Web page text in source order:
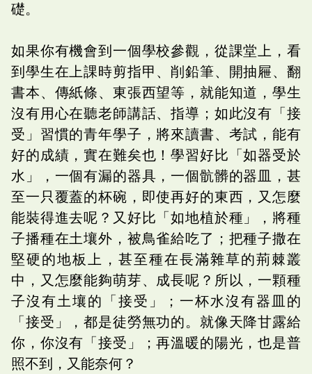
礎。
如果你有機會到一個學校參觀，從課堂上，看
到學生在上課時剪指甲、削鉛筆、開抽屜、翻
書本、傳紙條、東張西望等，就能知道，學生
沒有用心在聽老師講話、指導；如此沒有「接
受」習慣的青年學子，將來讀書、考試，能有
好的成績，實在難矣也！學習好比「如器受於
水」，一個有漏的器具，一個骯髒的器皿，甚
至一只覆蓋的杯碗，即使再好的東西，又怎麼
能裝得進去呢？又好比「如地植於種」，將種
子播種在土壤外，被鳥雀給吃了；把種子撒在
堅硬的地板上，甚至種在長滿雜草的荊棘叢
中，又怎麼能夠萌芽、成長呢？所以，一顆種
子沒有土壤的「接受」；一杯水沒有器皿的
「接受」，都是徒勞無功的。就像天降甘露給
你，你沒有「接受」；再溫暖的陽光，也是普
照不到，又能奈何？